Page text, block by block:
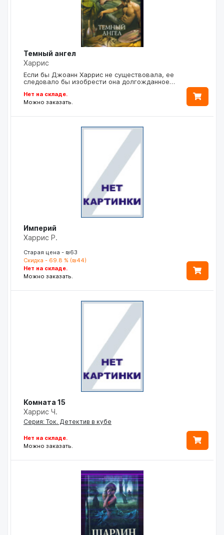
Темный ангел
Харрис
Если бы Джоанн Харрис не существовала, ее
следовало бы изобрести она долгожданное…
Нет на складе.
Можно заказать.
Империй
Харрис Р.
Старая цена - ₪63
Скидка - 69.8 % (₪44)
Нет на складе.
Можно заказать.
Комната 15
Харрис Ч.
Серия: Ток. Детектив в кубе
Нет на складе.
Можно заказать.